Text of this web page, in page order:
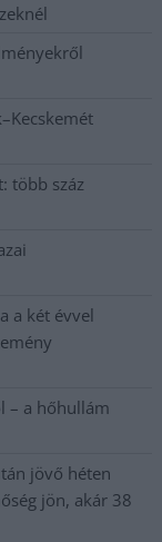
több száz
a két évvel
– a hőhullám
jövő héten
jön, akár 38